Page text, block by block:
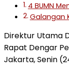
4 BUMN
Galangan
Direktur Utama
Rapat Dengar
Jakarta, Senin